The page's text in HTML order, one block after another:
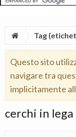
Tag
Questo sito
navigare tra
implicitamente
cerchi in lega